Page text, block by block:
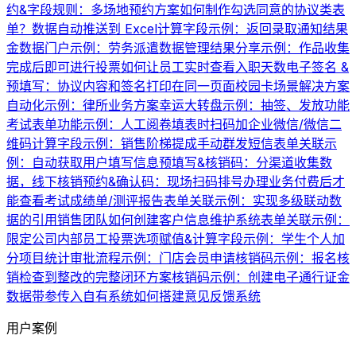
约&字段规则：多场地预约方案如何制作勾选同意的协议类表
单？ 数据自动推送到 Excel计算字段示例：返回录取通知结果
金数据门户示例：劳务派遣数据管理结果分享示例：作品收集
完成后即可进行投票如何让员工实时查看入职天数电子签名 &
预填写：协议内容和签名打印在同一页面校园卡场景解决方案
自动化示例：律所业务方案幸运大转盘示例：抽签、发放功能
考试表单功能示例：人工阅卷填表时扫码加企业微信/微信二
维码计算字段示例：销售阶梯提成手动群发短信表单关联示
例：自动获取用户填写信息预填写&核销码：分渠道收集数
据，线下核销预约&确认码：现场扫码排号办理业务付费后才
能查看考试成绩单/测评报告表单关联示例：实现多级联动数
据的引用销售团队如何创建客户信息维护系统表单关联示例：
限定公司内部员工投票选项赋值&计算字段示例：学生个人加
分项目统计审批流程示例：门店会员申请核销码示例：报名核
销检查到整改的完整闭环方案核销码示例：创建电子通行证金
数据带参传入自有系统如何搭建意见反馈系统
用户案例